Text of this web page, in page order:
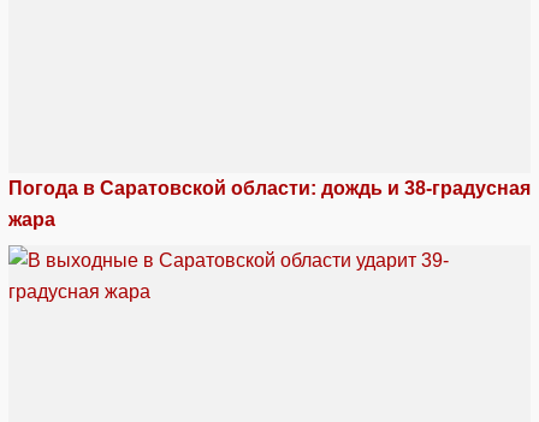
Погода в Саратовской области: дождь и 38-градусная
жара